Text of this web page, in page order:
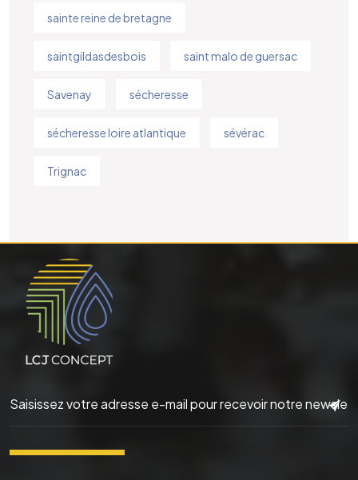
sainte reine de bretagne
saintgildasdesbois saint malo de guersac
Savenay sécheresse
sécheresse loire atlantique sévérac
Trignac
▬▬▬▬▬▬